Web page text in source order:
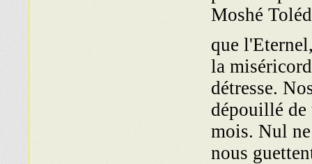
Moshé
… que
la
détresse.
dépouillé de
mois. Nul
nous